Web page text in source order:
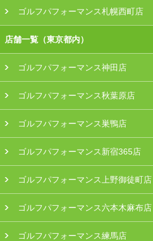
ゴルフパフォーマンス札幌西町店
店舗一覧（東京都内）
ゴルフパフォーマンス神田店
ゴルフパフォーマンス秋葉原店
ゴルフパフォーマンス巣鴨店
ゴルフパフォーマンス新宿365店
ゴルフパフォーマンス上野御徒町店
ゴルフパフォーマンス六本木麻布店
ゴルフパフォーマンス練馬店